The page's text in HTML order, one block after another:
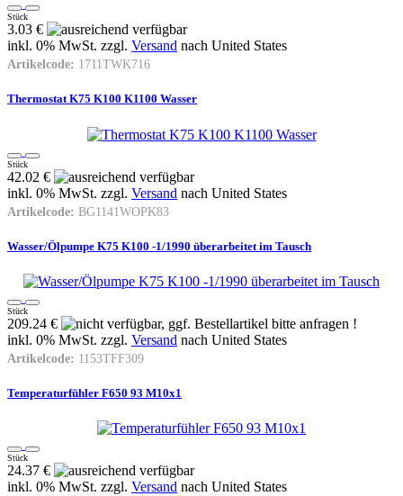
Stück
3.03 €
inkl. 0% MwSt. zzgl. Versand nach United States
Artikelcode: 1711TWK716
Thermostat K75 K100 K1100 Wasser
Stück
42.02 €
inkl. 0% MwSt. zzgl. Versand nach United States
Artikelcode: BG1141WOPK83
Wasser/Ölpumpe K75 K100 -1/1990 überarbeitet im Tausch
Stück
209.24 €
inkl. 0% MwSt. zzgl. Versand nach United States
Artikelcode: 1153TFF309
Temperaturfühler F650 93 M10x1
Stück
24.37 €
inkl. 0% MwSt. zzgl. Versand nach United States